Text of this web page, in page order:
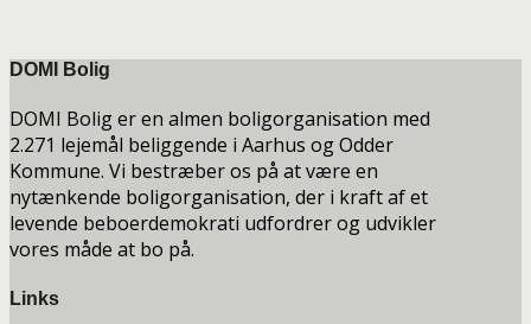
DOMI Bolig
DOMI Bolig er en almen boligorganisation med
2.271 lejemål beliggende i Aarhus og Odder
Kommune. Vi bestræber os på at være en
nytænkende boligorganisation, der i kraft af et
levende beboerdemokrati udfordrer og udvikler
vores måde at bo på.
Links